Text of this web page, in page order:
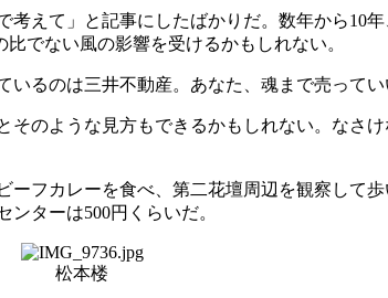
えて」と記事にしたばかりだ。数年から10
でない風の影響を受けるかもしれない。
るのは三井不動産。あなた、魂まで売ってい
のような見方もできるかもしれない。なさ
フカレーを食べ、第二花壇周辺を観察して
ターは500円くらいだ。
松本楼